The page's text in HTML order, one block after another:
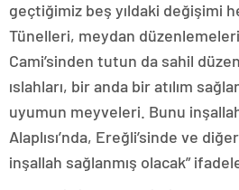
geçtiğimiz beş yıldaki değişimi
Tünelleri, meydan
Cami’sinden tutun da sahil
ıslahları, bir anda bir atılım
uyumun meyveleri. Bunu inşallah
Alaplısı’nda, Ereğli’sinde ve
inşallah sağlanmış olacak”